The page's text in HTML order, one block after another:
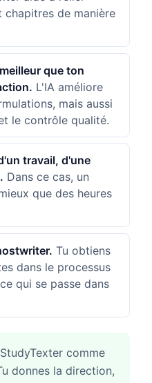
de manière
que ton
L'IA améliore
mais aussi
le contrôle qualité.
travail, d'une
Dans ce cas, un
que des heures
Tu obtiens
dans le processus
qui se passe dans
comme
donnes la direction,